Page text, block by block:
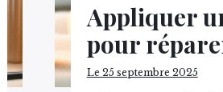
Appliquer
pour
Le 25 septembre 2025